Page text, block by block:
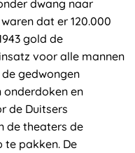
dwang naar
dat er 120.000
gold de
voor alle mannen
gedwongen
en
de Duitsers
de theaters de
te pakken. De